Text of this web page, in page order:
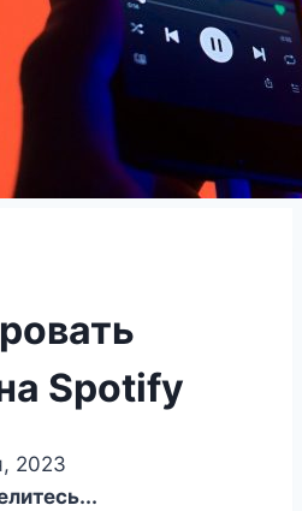
Spotify
2023